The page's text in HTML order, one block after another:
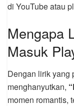
di YouTube atau
Mengapa
Masuk
Dengan lirik yang
menghanyutkan,
momen romantis,